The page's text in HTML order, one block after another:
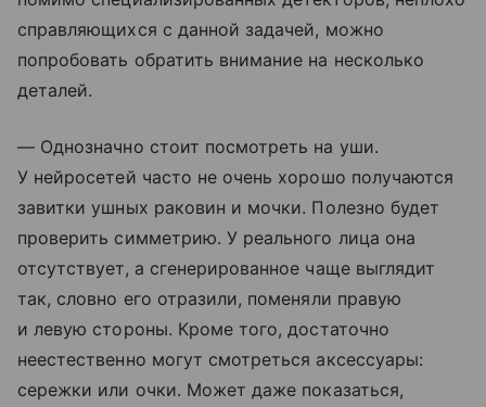
справляющихся с данной задачей, можно
попробовать обратить внимание на несколько
деталей.
— Однозначно стоит посмотреть на уши.
У нейросетей часто не очень хорошо получаются
завитки ушных раковин и мочки. Полезно будет
проверить симметрию. У реального лица она
отсутствует, а сгенерированное чаще выглядит
так, словно его отразили, поменяли правую
и левую стороны. Кроме того, достаточно
неестественно могут смотреться аксессуары:
сережки или очки. Может даже показаться,